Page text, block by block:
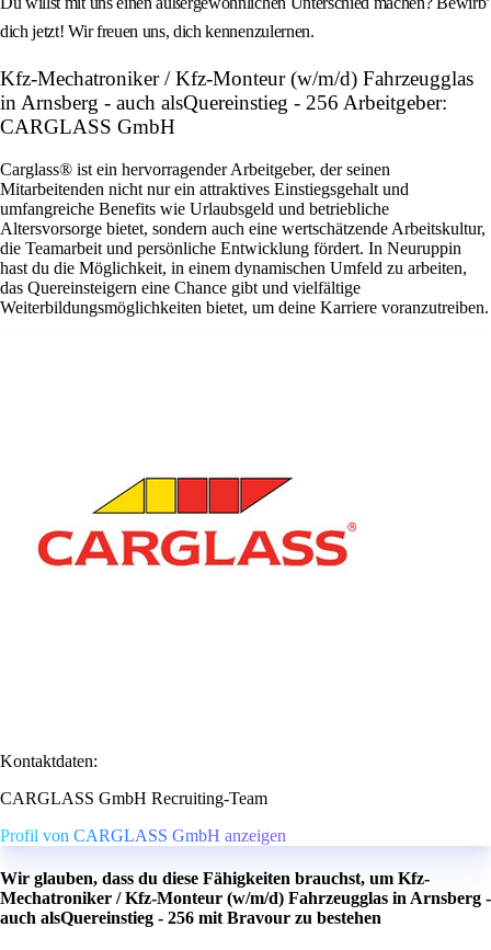
dich jetzt! Wir freuen uns, dich kennenzulernen.
Kfz-Mechatroniker / Kfz-Monteur (w/m/d) Fahrzeugglas
in Arnsberg - auch alsQuereinstieg - 256 Arbeitgeber:
CARGLASS GmbH
Carglass® ist ein hervorragender Arbeitgeber, der seinen
Mitarbeitenden nicht nur ein attraktives Einstiegsgehalt und
umfangreiche Benefits wie Urlaubsgeld und betriebliche
Altersvorsorge bietet, sondern auch eine wertschätzende Arbeitskultur,
die Teamarbeit und persönliche Entwicklung fördert. In Neuruppin
hast du die Möglichkeit, in einem dynamischen Umfeld zu arbeiten,
das Quereinsteigern eine Chance gibt und vielfältige
Weiterbildungsmöglichkeiten bietet, um deine Karriere voranzutreiben.
Kontaktdaten:
CARGLASS GmbH Recruiting-Team
Profil von CARGLASS GmbH anzeigen
Wir glauben, dass du diese Fähigkeiten brauchst, um Kfz-
Mechatroniker / Kfz-Monteur (w/m/d) Fahrzeugglas in Arnsberg -
auch alsQuereinstieg - 256 mit Bravour zu bestehen